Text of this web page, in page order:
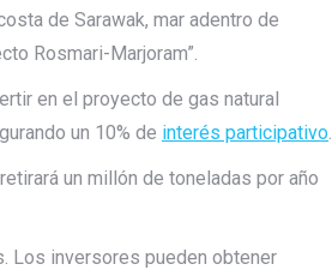
de Sarawak, mar adentro de
Rosmari-Marjoram”.
en el proyecto de gas natural
un 10% de interés participativo.
un millón de toneladas por año
Los inversores pueden obtener